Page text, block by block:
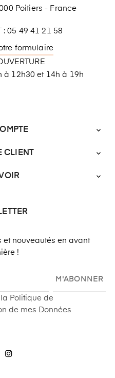
Poitiers - France
: 05 49 41 21 58
formulaire
à 12h30 et 14h à 19h

CLIENT 

et nouveautés en avant
!
M'ABONNER
Politique de
de mes Données
Facebook